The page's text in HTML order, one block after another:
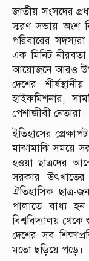
জাতীয় সংসদের
স্মরণ সভায় অংশ
পরিবারের
এক মিনিট
আয়োজনে আরও
দেশের
হাইকমিশনার,
পেশাজীবী নেতারা।
ইতিহাসের
মাঝামাঝি সময়ে
হওয়া ছাত্রদের
সরকার
ঐতিহাসিক ছাত্র-
পালাতে বাধ্য হন
বিশ্ববিদ্যালয়
দেশের সব
মতো ছড়িয়ে পড়ে।